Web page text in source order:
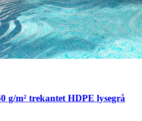
g/m² trekantet HDPE lysegrå